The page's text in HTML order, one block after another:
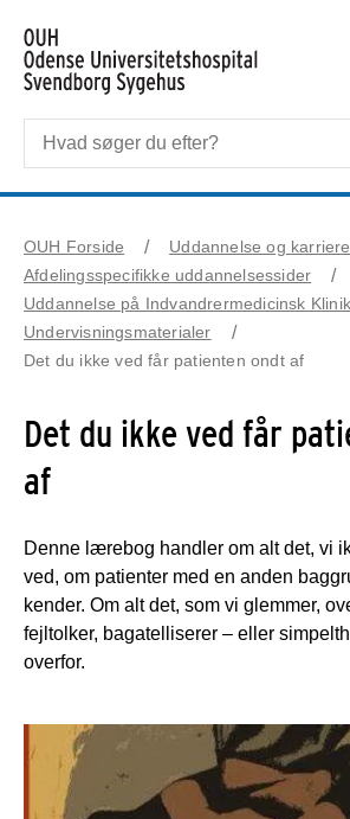
OUH Forside
Uddannelse og karriere
Afdelingsspecifikke uddannelsessider
Uddannelse på Indvandrermedicinsk Klinik
Undervisningsmaterialer
Det du ikke ved får patienten ondt af
Det du ikke ved får
af
Denne lærebog handler om alt det, vi
ved, om patienter med en anden
kender. Om alt det, som vi glemmer,
fejltolker, bagatelliserer – eller
overfor.